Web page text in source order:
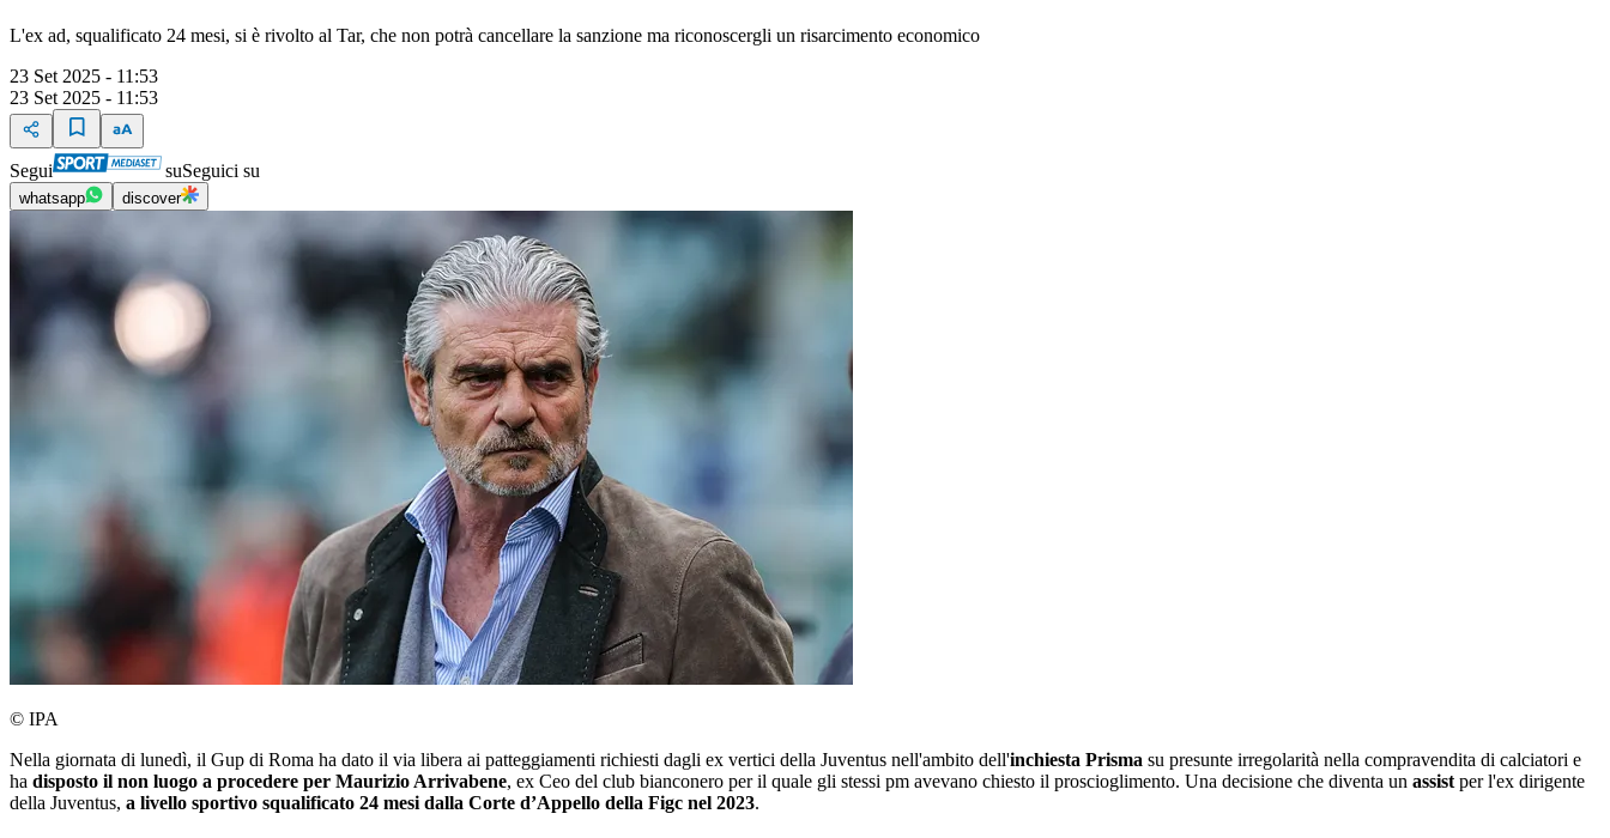
L'ex ad, squalificato 24 mesi, si è rivolto al Tar, che non potrà cancellare la sanzione ma riconoscergli un risarcimento economico
23 Set 2025 - 11:53
23 Set 2025 - 11:53
Segui suSeguici su
whatsapp discover
© IPA
Nella giornata di lunedì, il Gup di Roma ha dato il via libera ai patteggiamenti richiesti dagli ex vertici della Juventus nell'ambito dell'inchiesta Prisma su presunte irregolarità nella compravendita di calciatori e
ha disposto il non luogo a procedere per Maurizio Arrivabene, ex Ceo del club bianconero per il quale gli stessi pm avevano chiesto il proscioglimento. Una decisione che diventa un assist per l'ex dirigente
della Juventus, a livello sportivo squalificato 24 mesi dalla Corte d’Appello della Figc nel 2023.